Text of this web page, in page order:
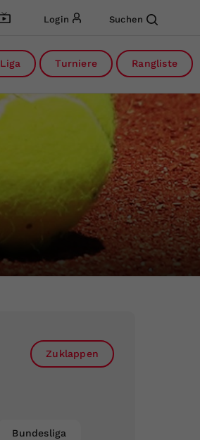
Login Suchen
Liga Turniere Rangliste
Zuklappen
Bundesliga